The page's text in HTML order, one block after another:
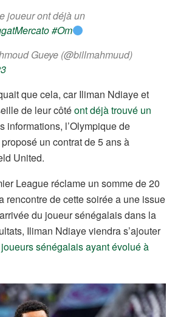
joueur ont déjà un
#Om
Gueye (@billmahmuud)
que cela, car Iliman Ndiaye et
de leur côtéont déjà trouvé un
informations, l’Olympique de
un contrat de 5 ans à
United.
League réclame un somme de 20
rencontre de cette soirée a une issue
du joueur sénégalais dans la
Iliman Ndiaye viendra s’ajouter
sénégalais ayant évolué à